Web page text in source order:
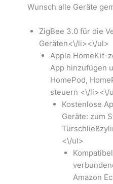
Wunsch alle Geräte
ZigBee 3.0 für die
Geräten<\/li><\/ul>
Apple HomeKit-
App hinzufügen
HomePod,
steuern <\/li><\/
Kostenlose
Geräte: zum
<\/ul>
Amazon